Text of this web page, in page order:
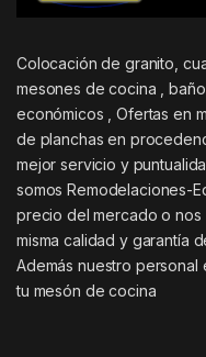
Colocación de granito,
mesones de cocina ,
económicos , Ofertas en
de planchas en
mejor servicio y
somos Remodelaciones-
precio del mercado o nos
misma calidad y garantía
Además nuestro personal
tu mesón de cocina